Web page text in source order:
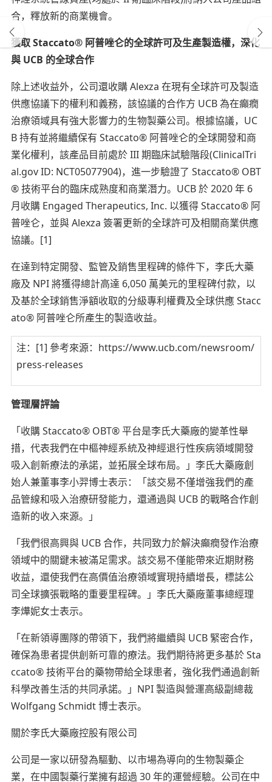
合，釋放新的商業機會。
獲取Staccato® 阿普唑仑的全球許可及生產製造權，深化
與UCB 的全球合作
除上述收益外，公司還收購 Alexza 在現有全球許可及製造
供應協議下的權利和義務，該協議的合作方 UCB 為在癲癇
治療領域具有強大影響力的生物製藥公司。根據協議，UC
B 持有並將繼續保有 Staccato® 阿普唑仑的全球開發和商
業化權利，該產品目前處於 III 期臨床試驗階段(ClinicalTri
al.gov ID: NCT05077904)，進一步驗證了 Staccato® OBT
® 技術平台的臨床成熟度和商業潛力。UCB 於 2020 年 6
月收購 Engaged Therapeutics, Inc. 以獲得 Staccato® 阿
普唑仑，並與 Alexza 簽署更新的全球許可及相關商業供應
協議。[1]
在達到特定開發、監管及銷售里程碑的條件下，李氏大藥
廠及 NPI 將獲得總計高達 6,050 萬美元的里程碑付款，以
及基於全球銷售淨額收取的分級專利權費及全球供應 Stacc
ato® 阿普唑仑所產生的製造收益。
注：[1] 參考來源：https://www.ucb.com/newsroom/
press-releases
管理層評論
「收購 Staccato® OBT® 平台是李氏大藥廠的變革性舉
措，代表我們在中樞神經系統及神經退行性疾病領域開發
吸入創新療法的承諾，並拓展全球布局。」李氏大藥廠創
始人兼董事李小羿博士表示：「該交易不僅增強我們的產
品管線和吸入治療研發能力，還通過與 UCB 的戰略合作創
造新的收入來源。」
「我們很高興與 UCB 合作，共同致力於解決癲癇發作治療
領域中的關鍵未被滿足需求。該交易不僅能帶來近期財務
收益，還使我們在高價值治療領域實現持續增長，標誌公
司全球擴張戰略的重要里程碑。」李氏大藥廠董事總經理
李燁妮女士表示。
「在新領導團隊的帶領下，我們將繼續與 UCB 緊密合作，
確保為患者提供創新可靠的療法。我們期待將更多基於 Sta
ccato® 技術平台的藥物帶給全球患者，強化我們通過創新
科學改善生活的共同承諾。」NPI 製造與營運高級副總裁
Wolfgang Schmidt 博士表示。
關於李氏大藥廠控股有限公司
公司是一家以研發為驅動、以市場為導向的生物製藥企
業，在中國製藥行業擁有超過 30 年的運營經驗。公司在中